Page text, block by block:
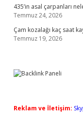
435’in asal çarpanları
Temmuz 24, 2026
Çam kozalağı kaç saat
Temmuz 19, 2026
Reklam ve İletişim: